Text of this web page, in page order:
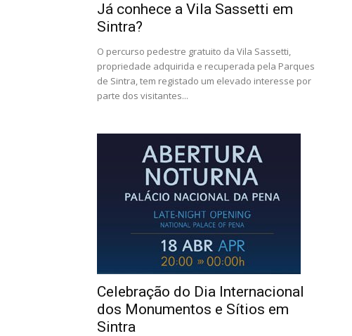
Já conhece a Vila Sassetti em
Sintra?
O percurso pedestre gratuito da Vila Sassetti,
propriedade adquirida e recuperada pela Parques
de Sintra, tem registado um elevado interesse por
parte dos visitantes...
Celebração do Dia Internacional
dos Monumentos e Sítios em
Sintra